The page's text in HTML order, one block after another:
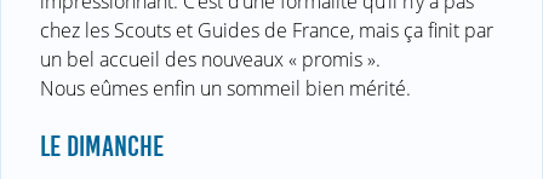
chez les Scouts et Guides de France, mais ça finit par
un bel accueil des nouveaux « promis ».
Nous eûmes enfin un sommeil bien mérité.
LE DIMANCHE